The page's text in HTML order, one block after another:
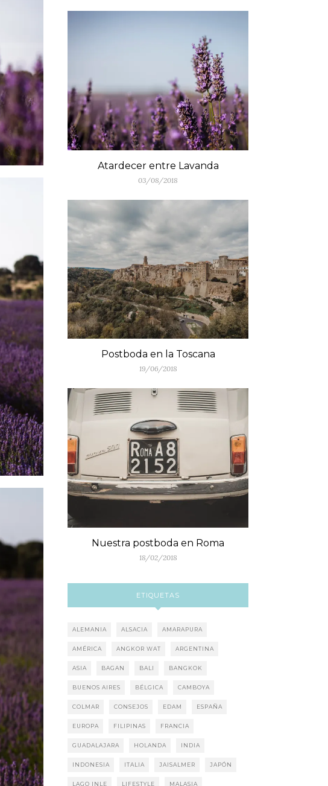
Atardecer entre Lavanda
03/08/2018
Postboda en la Toscana
19/06/2018
Nuestra postboda en Roma
18/02/2018
ETIQUETAS
ALEMANIA ALSACIA AMARAPURA
AMÉRICA ANGKOR WAT ARGENTINA
ASIA BAGAN BALI BANGKOK
BUENOS AIRES BÉLGICA CAMBOYA
COLMAR CONSEJOS EDAM ESPAÑA
EUROPA FILIPINAS FRANCIA
GUADALAJARA HOLANDA INDIA
INDONESIA ITALIA JAISALMER JAPÓN
LAGO INLE LIFESTYLE MALASIA